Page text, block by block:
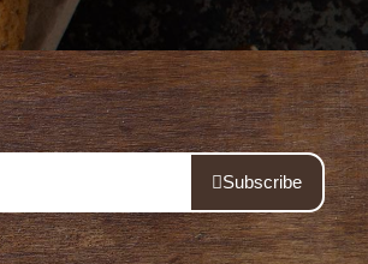
Subscribe